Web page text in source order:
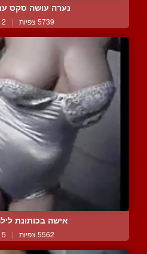
נערה עושה סקס
5739 צפיות | 2 המלצות
אישה בכותונת
5562 צפיות | 5 המלצות